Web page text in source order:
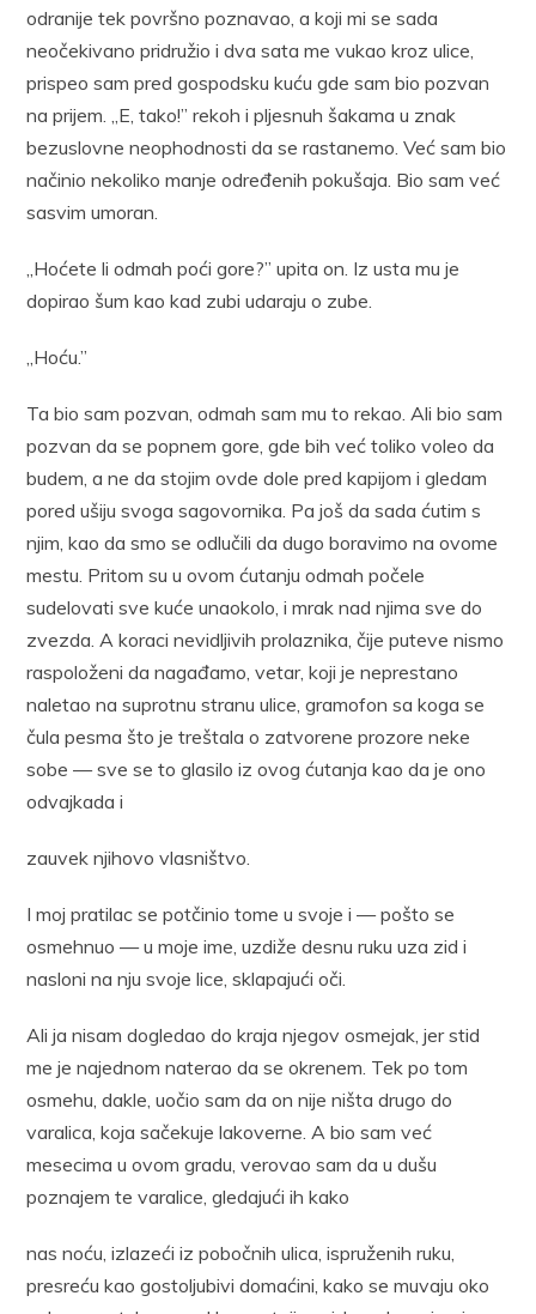
odranije tek površno poznavao, a koji mi se sada
neočekivano pridružio i dva sata me vukao kroz ulice,
prispeo sam pred gospodsku kuću gde sam bio pozvan
na prijem. „E, tako!” rekoh i pljesnuh šakama u znak
bezuslovne neophodnosti da se rastanemo. Već sam bio
načinio nekoliko manje određenih pokušaja. Bio sam već
sasvim umoran.
„Hoćete li odmah poći gore?” upita on. Iz usta mu je
dopirao šum kao kad zubi udaraju o zube.
„Hoću.”
Ta bio sam pozvan, odmah sam mu to rekao. Ali bio sam
pozvan da se popnem gore, gde bih već toliko voleo da
budem, a ne da stojim ovde dole pred kapijom i gledam
pored ušiju svoga sagovornika. Pa još da sada ćutim s
njim, kao da smo se odlučili da dugo boravimo na ovome
mestu. Pritom su u ovom ćutanju odmah počele
sudelovati sve kuće unaokolo, i mrak nad njima sve do
zvezda. A koraci nevidljivih prolaznika, čije puteve nismo
raspoloženi da nagađamo, vetar, koji je neprestano
naletao na suprotnu stranu ulice, gramofon sa koga se
čula pesma što je treštala o zatvorene prozore neke
sobe — sve se to glasilo iz ovog ćutanja kao da je ono
odvajkada i
zauvek njihovo vlasništvo.
I moj pratilac se potčinio tome u svoje i — pošto se
osmehnuo — u moje ime, uzdiže desnu ruku uza zid i
nasloni na nju svoje lice, sklapajući oči.
Ali ja nisam dogledao do kraja njegov osmejak, jer stid
me je najednom naterao da se okrenem. Tek po tom
osmehu, dakle, uočio sam da on nije ništa drugo do
varalica, koja sačekuje lakoverne. A bio sam već
mesecima u ovom gradu, verovao sam da u dušu
poznajem te varalice, gledajući ih kako
nas noću, izlazeći iz pobočnih ulica, ispruženih ruku,
presreću kao gostoljubivi domaćini, kako se muvaju oko